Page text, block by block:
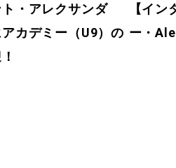
ト・アレクサンダ
カデミー（U9）の
【イ
ー・